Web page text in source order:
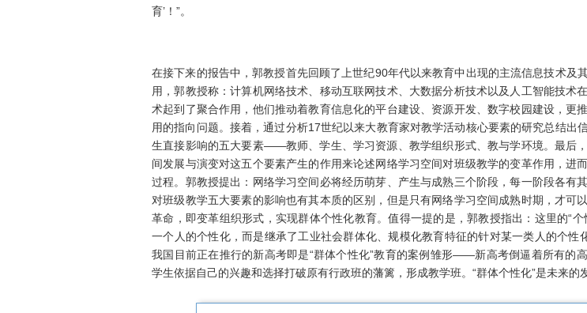
育’！”。
在接下来的报告中，郭教授首先回顾了上世纪90年代以来教育中出现的主流信息技术及
用，郭教授称：计算机网络技术、移动互联网技术、大数据分析技术以及人工智能技术
术起到了聚合作用，他们推动着教育信息化的平台建设、资源开发、数字校园建设，更
用的指向问题。接着，通过分析17世纪以来大教育家对教学活动核心要素的研究总结出
生直接影响的五大要素——教师、学生、学习资源、教学组织形式、教与学环境。最后
间发展与演变对这五个要素产生的作用来论述网络学习空间对班级教学的变革作用，进
过程。郭教授提出：网络学习空间必将经历萌芽、产生与成熟三个阶段，每一阶段各有
对班级教学五大要素的影响也有其本质的区别，但是只有网络学习空间成熟时期，才可
革命，即变革组织形式，实现群体个性化教育。值得一提的是，郭教授指出：这里的“个
一个人的个性化，而是继承了工业社会群体化、规模化教育特征的针对某一类人的个性化
我国目前正在推行的新高考即是“群体个性化”教育的案例雏形——新高考倒逼着所有的高
学生依据自己的兴趣和选择打破原有行政班的藩篱，形成教学班。“群体个性化”是未来的